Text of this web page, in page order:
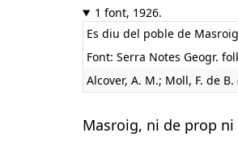
1 font, 1926.
Es diu del poble de
Font: Serra Notes Geogr.
Alcover, A. M.; Moll, F. de B.
Masroig, ni de prop